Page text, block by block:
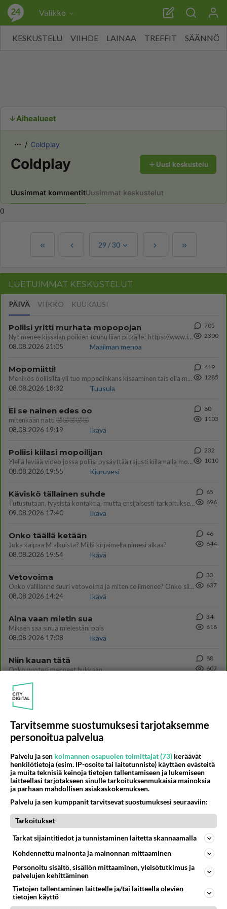
Valikko
KESKUSTELU VIIHDE LAINAA TREFFIT SÄÄNNÖT
Aihealueet
Coldplay
Coldplay Uusi keskustelu
Uusimmat kommentitUusimmat keskustelut
0
29 /30
LUETUIMMAT KESKUSTELUT
PÄIVÄ VIIKKO KUUKAUSI
Poliisi yritti murhata mopopojan
Nyt menee kissalan poikien touhu liian pitkälle! https://www.is.fi/kotimaa/art-2000012193221.html Karu video mopomiiti
08.08.2026 21:05
Maailman menoa
705
2300
Mopomiitti!
Menikös öoliisilta yli tuo mppedinkans kisaaminen tais olla melkoinen riski vahigoittaa tarpeettomasti jopa kuolla tuoss
08.08.2026 18:32
Tuusula
419
1285
Ei se nainen edes oo
mitenkään nätti 🤣🤣🤣🤣🤣
08.08.2026 19:19
Ikävä
80
1103
Poliisi kiilasi mopoilijan
Ylellä leviää video jossa poliisi pysäyttää rajusti kiilamalla mopo pojan. Toivottavasti poliisi ottaa tuosta mallia myö
08.08.2026 19:55
Kiuruvesi
232
1010
Käviskö tällainen suhde
Tutustutaan, fyysistä kontaktia, mutta ensijaisesti tarkoituksena ei ole aloittaa mitään virallista tai rikkoa mitään? E
09.08.2026 17:40
Ikävä
65
696
Onko täällä ketään
Joka kaipaa M alkuista? Millä kirjaimella nimesi alkaa?
08.08.2026 19:54
Ikävä
46
644
Vetovoima
Onko välillänne suuri vetovoima ja miten se ilmenee? Onko siitä haittaa?
08.08.2026 14:24
Ikävä
33
637
Aina vaan mietin sua
Miksen saa sinua mielestäni pois
08.08.2026 17:08
Ikävä
34
618
Niin kauan tätä
Onko vuotesi menneet hukkaan
88
607
Nainen. Onko meissä
Sinusta jotain samaa? Näköä tai luonteenpiirteitä? Utelias
07.08.2026 21:51
Ikävä
Poutalan onnettomuus
https://www.mtvuutiset.fi/artikkeli/ministeri-mika-poutala-vakavassa-onnettomuudessa/9375980 Kumma kun jutussa ei manit
Missä on Sofia Virta? Loistaa poissaolollaan Erikoisjoukot uudelta kaudelta
Valheet Ceutan kriisistä leviävät 225
Tänään tv:ssä: Salatut elämät palaa kesätauolta - Tässä hieman juonipaljastuksia
Tarvitsemme suostumuksesi tarjotaksemme
personoitua palvelua
Palvelu ja sen kolmannen osapuolen toimittajat (73) keräävät
henkilötietoja (esim. IP-osoite tai laitetunniste) käyttäen evästeitä
ja muita teknisiä keinoja tietojen tallentamiseen ja lukemiseen
laitteellasi tarjotakseen sinulle tarkoituksenmukaisia mainoksia
ja parhaan mahdollisen asiakaskokemuksen.
Palvelu ja sen kumppanit tarvitsevat suostumuksesi seuraaviin:
Tarkoitukset
Tarkat sijaintitiedot ja tunnistaminen laitetta skannaamalla
Kohdennettu mainonta ja mainonnan mittaaminen
Personoitu sisältö, sisällön mittaaminen, yleisötutkimus ja
palvelujen kehittäminen
Tietojen tallentaminen laitteelle ja/tai laitteella olevien
tietojen käyttö